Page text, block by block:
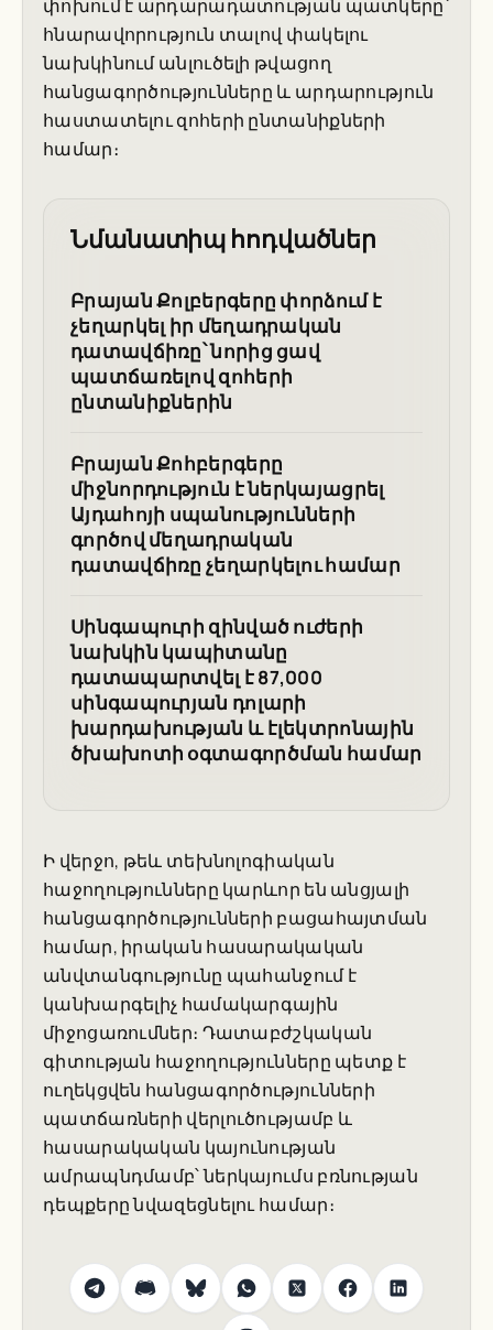
փոխում է արդարադատության պատկերը՝
հնարավորություն տալով փակելու
նախկինում անլուծելի թվացող
հանցագործությունները և արդարություն
հաստատելու զոհերի ընտանիքների
համար։
Նմանատիպ հոդվածներ
Բրայան Քոլբերգերը փորձում է
չեղարկել իր մեղադրական
դատավճիռը՝ նորից ցավ
պատճառելով զոհերի
ընտանիքներին
Բրայան Քոհբերգերը
միջնորդություն է ներկայացրել
Այդահոյի սպանությունների
գործով մեղադրական
դատավճիռը չեղարկելու համար
Սինգապուրի զինված ուժերի
նախկին կապիտանը
դատապարտվել է 87,000
սինգապուրյան դոլարի
խարդախության և էլեկտրոնային
ծխախոտի օգտագործման համար
Ի վերջո, թեև տեխնոլոգիական
հաջողությունները կարևոր են անցյալի
հանցագործությունների բացահայտման
համար, իրական հասարակական
անվտանգությունը պահանջում է
կանխարգելիչ համակարգային
միջոցառումներ։ Դատաբժշկական
գիտության հաջողությունները պետք է
ուղեկցվեն հանցագործությունների
պատճառների վերլուծությամբ և
հասարակական կայունության
ամրապնդմամբ՝ ներկայումս բռնության
դեպքերը նվազեցնելու համար։